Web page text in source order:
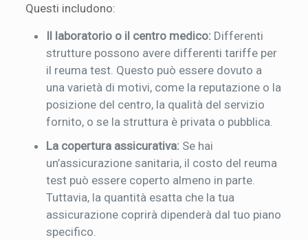
Questi includono:
Il laboratorio o il centro medico: Differenti
strutture possono avere differenti tariffe per
il reuma test. Questo può essere dovuto a
una varietà di motivi, come la reputazione o la
posizione del centro, la qualità del servizio
fornito, o se la struttura è privata o pubblica.
La copertura assicurativa: Se hai
un’assicurazione sanitaria, il costo del reuma
test può essere coperto almeno in parte.
Tuttavia, la quantità esatta che la tua
assicurazione coprirà dipenderà dal tuo piano
specifico.